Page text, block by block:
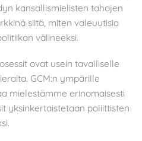
kansallismielisten tahojen
siitä, miten valeuutisia
välineeksi.
ovat usein tavalliselle
GCM:n ympärille
mielestämme erinomaisesti
yksinkertaistetaan poliittisten